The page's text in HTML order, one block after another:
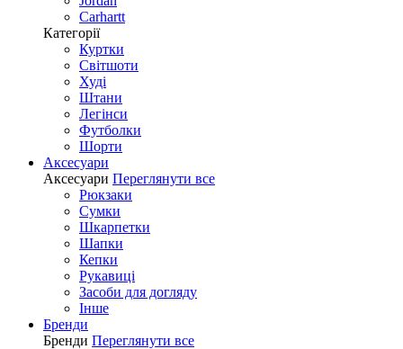
Carhartt
Категорії
Куртки
Світшоти
Худі
Штани
Легінси
Футболки
Шорти
Аксесуари
Аксесуари Переглянути все
Рюкзаки
Сумки
Шкарпетки
Шапки
Кепки
Рукавиці
Засоби для догляду
Інше
Бренди
Бренди Переглянути все